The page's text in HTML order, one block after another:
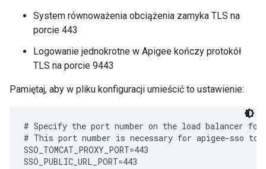
System równoważenia obciążenia zamyka TLS na
porcie 443
Logowanie jednokrotne w Apigee kończy protokół
TLS na porcie 9443
Pamiętaj, aby w pliku konfiguracji umieścić to ustawienie:
# Specify the port number on the load balancer
# This port number is necessary for apigee-sso to
SSO_TOMCAT_PROXY_PORT=443
SSO_PUBLIC_URL_PORT=443